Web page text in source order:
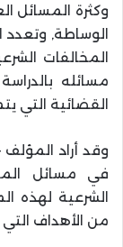
وكثرة المسائل
الوساطة, وتعدد
المخالفات
مسائله
القضائية التي
وقد أراد المؤلف
في مسائل
الشرعية لهذه
من الأهداف التي